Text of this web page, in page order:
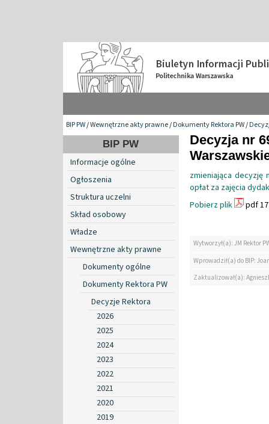
BIP PW/Wewnętrzne akty prawne/Dokumenty Rektora PW/
BIP PW
Informacje ogólne
Ogłoszenia
Struktura uczelni
Skład osobowy
Władze
Wewnętrzne akty prawne
Dokumenty ogólne
Dokumenty Rektora PW
Decyzje Rektora
2026
2025
2024
2023
2022
2021
2020
2019
Decyzja nr
zmieniająca decyzję
opłat za zajęcia
Pobierz plik
pdf
Wytworzył(a): JM Rektor
Wprowadził(a) do BIP:
Zaktualizował(a):